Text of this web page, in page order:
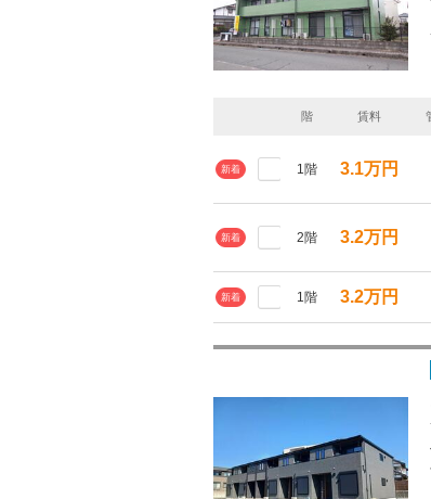
階 賃料
新着 1階 3.1万円
新着 2階 3.2万円
新着 1階 3.2万円